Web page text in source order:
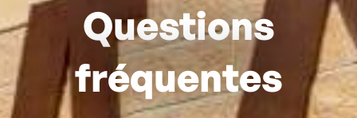
Questions
fréquentes